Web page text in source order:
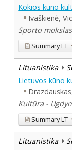
Kokios kūno
Ivaškienė,
Sporto
SummaryLT
Lituanistika
Lietuvos kūno
Kultūra -
SummaryLT
Lituanistika